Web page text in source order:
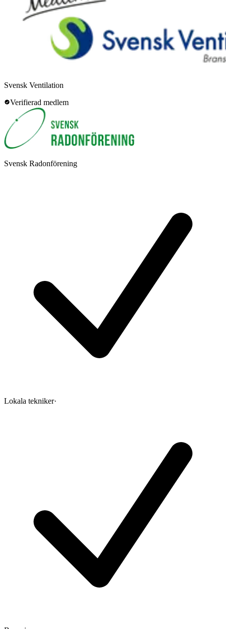
Svensk Ventilation
Verifierad medlem
Svensk Radonförening
Lokala tekniker·